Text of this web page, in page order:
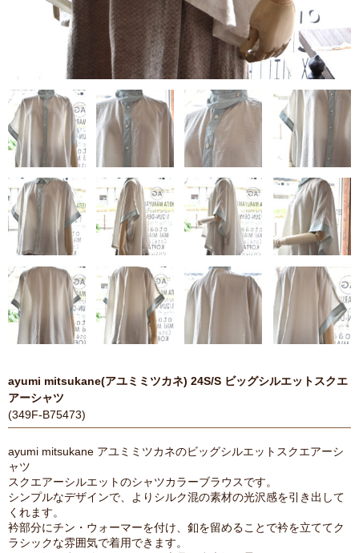
ayumi mitsukane(アユミミツカネ) 24S/S ビッグシルエットスクエ
アーシャツ
(349F-B75473)
ayumi mitsukane アユミミツカネのビッグシルエットスクエアーシ
ャツ
スクエアーシルエットのシャツカラーブラウスです。
シンプルなデザインで、よりシルク混の素材の光沢感を引き出して
くれます。
衿部分にチン・ウォーマーを付け、釦を留めることで衿を立ててク
ラシックな雰囲気で着用できます。